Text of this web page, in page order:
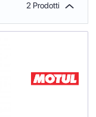
2 Prodotti